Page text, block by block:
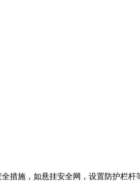
措施，如悬挂安全网，设置防护栏杆